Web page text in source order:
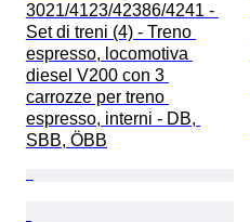
3021/4123/42386/4241 -
Set di treni (4) - Treno
espresso, locomotiva
diesel V200 con 3
carrozze per treno
espresso, interni - DB,
SBB, ÖBB